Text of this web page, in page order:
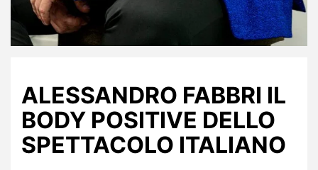
ALESSANDRO FABBRI IL
BODY POSITIVE DELLO
SPETTACOLO ITALIANO